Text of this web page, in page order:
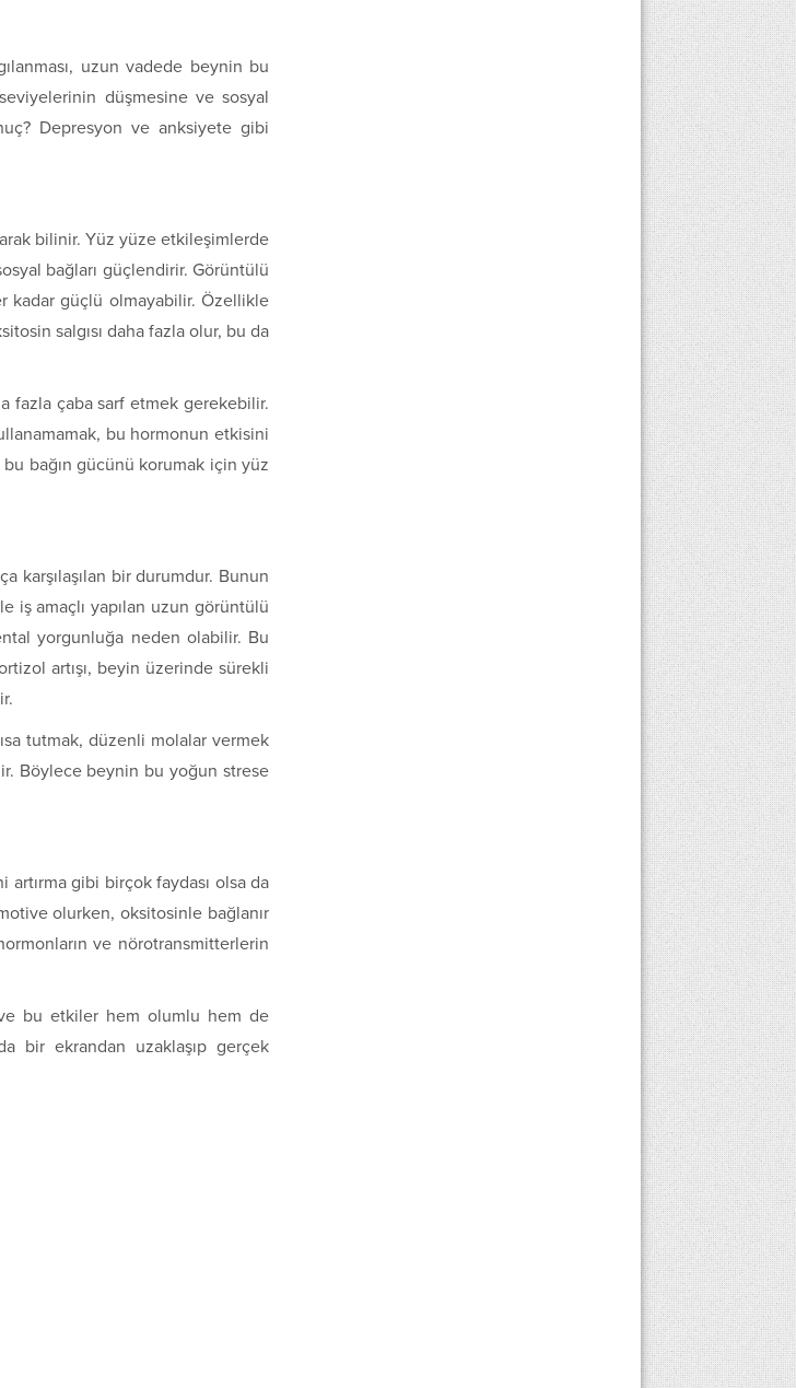
uzun vadede beynin bu
düşmesine ve sosyal
Depresyon ve anksiyete gibi
bilinir. Yüz yüze etkileşimlerde
bağları güçlendirir. Görüntülü
kadar güçlü olmayabilir. Özellikle
salgısı daha fazla olur, bu da
fazla çaba sarf etmek gerekebilir.
bu hormonun etkisini
bağın gücünü korumak için yüz
karşılaşılan bir durumdur. Bunun
iş amaçlı yapılan uzun görüntülü
yorgunluğa neden olabilir. Bu
artışı, beyin üzerinde sürekli
tutmak, düzenli molalar vermek
Böylece beynin bu yoğun strese
gibi birçok faydası olsa da
olurken, oksitosinle bağlanır
ve nörotransmitterlerin
bu etkiler hem olumlu hem de
bir ekrandan uzaklaşıp gerçek